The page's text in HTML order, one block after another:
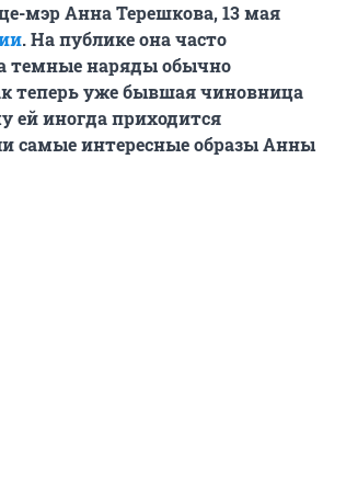
мэр Анна Терешкова, 13 мая
. На публике она часто
темные наряды обычно
теперь уже бывшая чиновница
ей иногда приходится
самые интересные образы Анны